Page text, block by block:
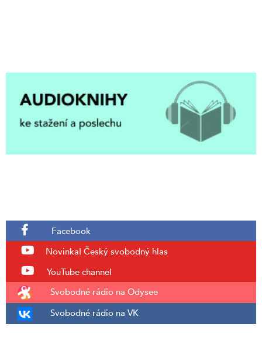
Facebook
Novinka! Český svobodný hlas
YouTube channel
Svobodné rádio na Odysee
Svobodné rádio na VK